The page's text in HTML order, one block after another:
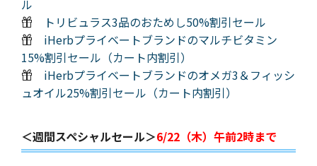
ル
トリビュラス3品のおためし50%割引セール
iHerbプライベートブランドのマルチビタミン
15%割引セール（カート内割引）
iHerbプライベートブランドのオメガ3＆フィッシ
ュオイル25%割引セール（カート内割引）
＜週間スペシャルセール＞6/22（木）午前2時まで